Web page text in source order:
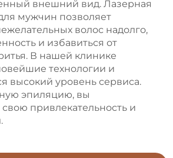
внешний вид. Лазерная
мужчин позволяет
волос надолго,
и избавиться от
В нашей клинике
технологии и
высокий уровень сервиса.
эпиляцию, вы
привлекательность и